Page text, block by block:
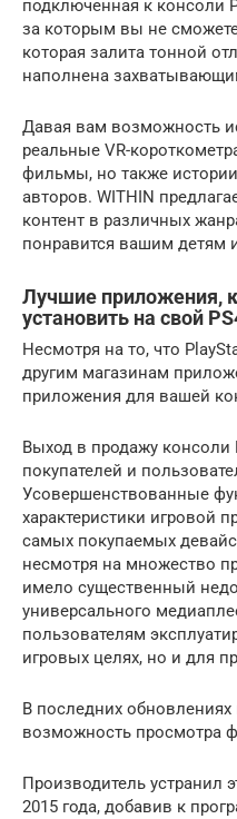
подключенная к консоли
за которым вы не
которая залита тонной
наполнена
Давая вам возможность
реальные VR-
фильмы, но также
авторов. WITHIN
контент в различных
понравится вашим детям
Лучшие приложения,
установить на свой
Несмотря на то, что
другим магазинам
приложения для вашей
Выход в продажу консоли
покупателей и
Усовершенствованные
характеристики игровой
самых покупаемых
несмотря на множество
имело существенный
универсального
пользователям
игровых целях, но и для
В последних
возможность просмотра
Производитель устранил
2015 года, добавив к